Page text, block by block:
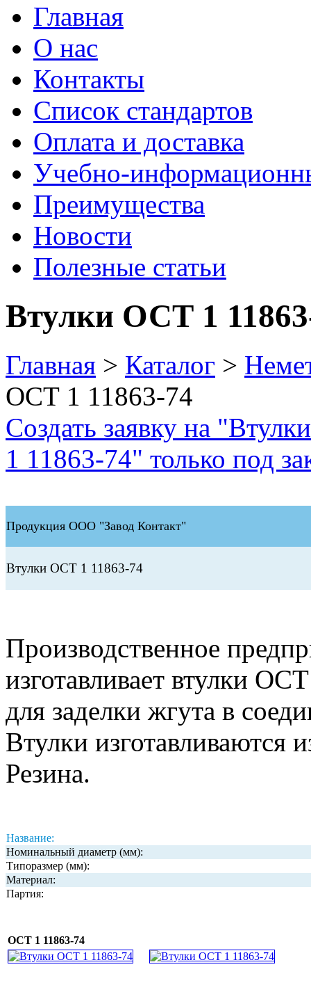
Главная
О нас
Контакты
Список стандартов
Оплата и доставка
Учебно-
Преимущества
Новости
Полезные статьи
Втулки ОСТ 1
Главная > Каталог >
ОСТ 1 11863-74
Создать заявку на
1 11863-74" только под
Продукция ООО "Завод Контакт"
Втулки ОСТ 1 11863-74
Производственное
изготавливает втулки
для заделки жгута в
Втулки изготавливаются
Резина.
Название:
Номинальный диаметр (мм):
Типоразмер (мм):
Материал:
Партия:
ОСТ 1 11863-74